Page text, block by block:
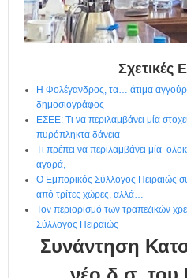
Σχετικές
Η Φολέγανδρος, τα… άτιμα
δημοσιογράφος
ΕΣΕΕ: Τι να περιλαμβάνει μία
πυρόπληκτα δάνεια
Τι πρέπει να περιλαμβάνει μία
αγορά,
Ο Εμπορικός Σύλλογος Πειραιώς
από τρίτες χώρες, αλλά…
Τον περιορισμό των τραπεζικών
Σύλλογος Πειραιώς
Συνάντηση